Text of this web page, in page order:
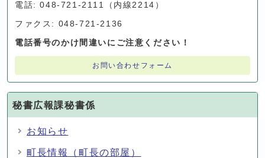
電話: 048-721-2111（内線2214）
ファクス: 048-721-2136
電話番号のかけ間違いにご注意ください！
お問い合わせフォーム
秘書広報課秘書係
お知らせ
町長情報（町長の部屋）